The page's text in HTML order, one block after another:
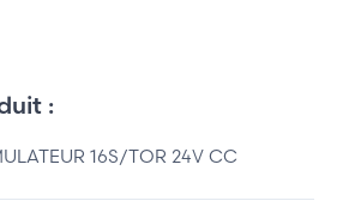
:
16S/TOR 24V CC